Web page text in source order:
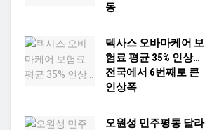
동
텍사스 오바마케어 보
험료 평균 35% 인상…
전국에서 6번째로 큰
인상폭
오원성 민주평통 달라